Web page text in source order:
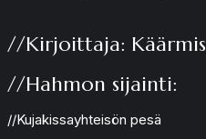
//Kirjoittaja: Käärmis
//Hahmon sijainti:
//Kujakissayhteisön pesä